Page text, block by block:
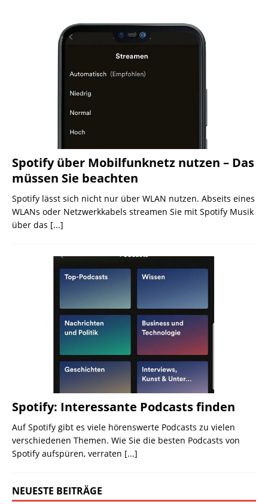
Spotify über Mobilfunknetz nutzen – Das
müssen Sie beachten
Spotify lässt sich nicht nur über WLAN nutzen. Abseits eines
WLANs oder Netzwerkkabels streamen Sie mit Spotify Musik
über das [...]
Spotify: Interessante Podcasts finden
Auf Spotify gibt es viele hörenswerte Podcasts zu vielen
verschiedenen Themen. Wie Sie die besten Podcasts von
Spotify aufspüren, verraten [...]
NEUESTE BEITRÄGE